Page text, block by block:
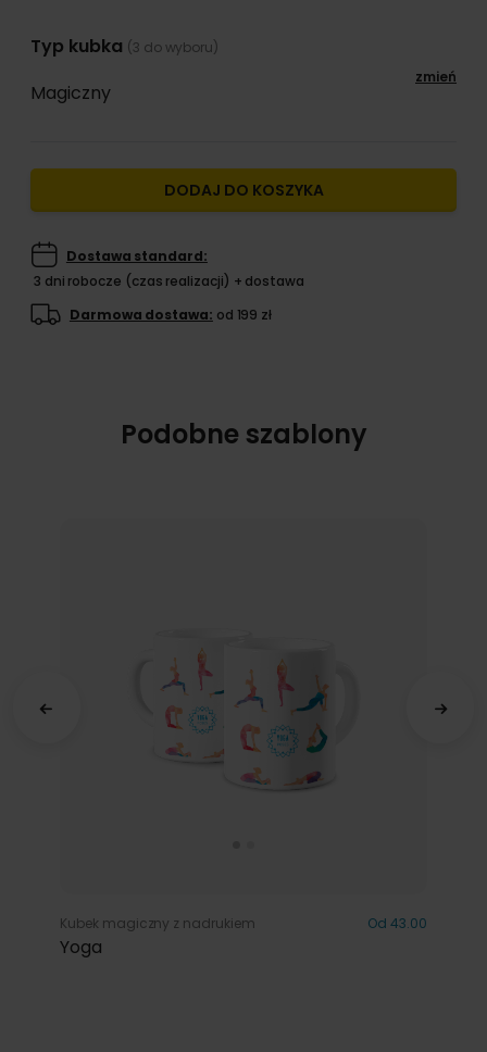
Typ kubka (3 do wyboru)
Magiczny
zmień
DODAJ DO KOSZYKA
Dostawa standard:
3 dni robocze (czas realizacji) + dostawa
Darmowa dostawa: od 199 zł
Podobne szablony
Kubek magiczny z nadrukiem Od 43.00
Yoga